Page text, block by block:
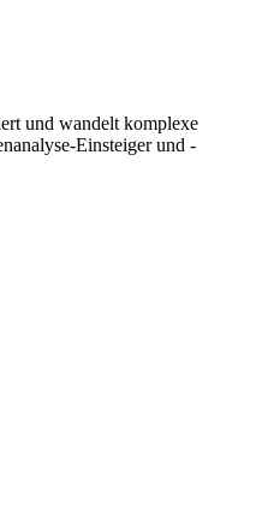
und wandelt komplexe
Einsteiger und -